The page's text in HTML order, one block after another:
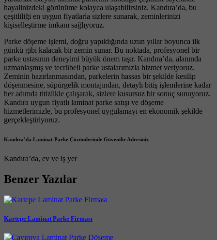
hayalinizdeki görünüme kolayca ulaşabilirsiniz. Kandıra’da, bu
çeşitliliği en uygun fiyatlarla sizlere sunarak, zeminlerinizi
kişiselleştirme imkanı sağlıyoruz.
Parke döşeme işlemi, doğru yapıldığında uzun yıllar boyunca ilk
günkü gibi kalacak bir zemin sunar. Bu noktada, profesyonel bir
parke ustasının deneyimi büyük önem taşır. Kandıra’da, alanında
uzmanlaşmış ve tecrübeli parke ustalarımızla hizmet veriyoruz.
Zeminin hazırlanmasından, parkelerin hassas bir şekilde kesilip
döşenmesine, süpürgelik montajından, detaylı bitiş işlemlerine kadar
her adımda titizlikle çalışarak, sizlere kusursuz bir sonuç sunuyoruz.
Kandıra uygun fiyatlı laminat parke satışı ve döşeme
hizmetlerimizle, bu profesyonel uygulamayı en ekonomik şekilde
gerçekleştiriyoruz.
Kandıra’da Laminat Parke Çözümlerinde Güvenilir Adresiniz
Kandıra’da, ev ve iş yer
Benzer Yazılar
Kartepe Laminat Parke Firması